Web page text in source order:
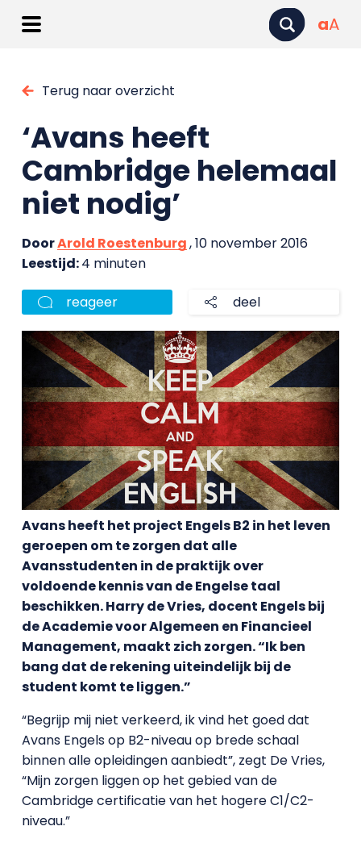
aA
Terug naar overzicht
‘Avans heeft
Cambridge helemaal
niet nodig’
DoorArold Roestenburg, 10 november 2016
Leestijd:4 minuten
reageer deel
Avans heeft het project Engels B2 in het leven
geroepen om te zorgen dat alle
Avansstudenten in de praktijk over
voldoende kennis van de Engelse taal
beschikken. Harry de Vries, docent Engels bij
de Academie voor Algemeen en Financieel
Management, maakt zich zorgen. “Ik ben
bang dat de rekening uiteindelijk bij de
student komt te liggen.”
“Begrijp mij niet verkeerd, ik vind het goed dat
Avans Engels op B2-niveau op brede schaal
binnen alle opleidingen aanbiedt”, zegt De Vries,
“Mijn zorgen liggen op het gebied van de
Cambridge certificatie van het hogere C1/C2-
niveau.”